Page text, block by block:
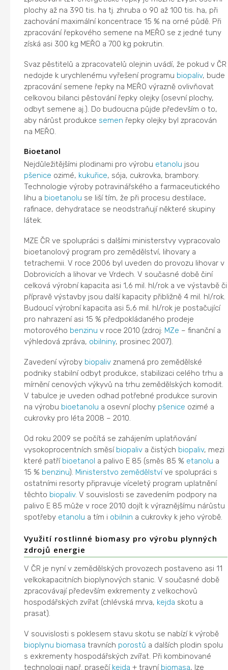
plochy až na 390 tis. ha tj. zhruba o 90 až 100 tis. ha, při
zachování maximální koncentrace 15 % na orné půdě. Při
zpracování řepkového semene na MEŘO se z jedné tuny
získá asi 300 kg MEŘO a 700 kg pokrutin.
Svaz pěstitelů a zpracovatelů olejnin uvádí, že pokud v ČR
nedojde k urychlenému vyřešení programu biopaliv, bude
zpracování semene řepky na MEŘO výrazně ovlivňovat
celkovou bilanci pěstování řepky olejky (osevní plochy,
odbyt semene aj.). Do budoucna půjde především o to,
aby nárůst produkce semen řepky olejky byl zpracován
na MEŘO.
Bioetanol
Nejdůležitějšími plodinami pro výrobu etanolu jsou
pšenice ozimé, kukuřice, sója, cukrovka, brambory.
Technologie výroby potravinářského a farmaceutického
lihu a bioetanolu se liší tím, že při procesu destilace,
rafinace, dehydratace se neodstraňují některé skupiny
látek.
MZE ČR ve spolupráci s dalšími ministerstvy vypracovalo
bioetanolový program pro zemědělství, lihovary a
tetrachemii. V roce 2006 byl uveden do provozu lihovar v
Dobrovicích a lihovar ve Vrdech. V současné době činí
celková výrobní kapacita asi 1,6 mil. hl/rok a ve výstavbě či
přípravě výstavby jsou další kapacity přibližně 4 mil. hl/rok.
Budoucí výrobní kapacita asi 5,6 mil. hl/rok je postačující
pro nahrazení asi 15 % předpokládaného prodeje
motorového benzinu v roce 2010 (zdroj: MZe – finanční a
výhledová zpráva, obilniny, prosinec 2007).
Zavedení výroby biopaliv znamená pro zemědělské
podniky stabilní odbyt produkce, stabilizaci celého trhu a
mírnění cenových výkyvů na trhu zemědělských komodit.
V tabulce je uveden odhad potřebné produkce surovin
na výrobu bioetanolu a osevní plochy pšenice ozimé a
cukrovky pro léta 2008 – 2010.
Od roku 2009 se počítá se zahájením uplatňování
vysokoprocentních směsí biopaliv a čistých biopaliv, mezi
které patří bioetanol a palivo E 85 (směs 85 % etanolu a
15 % benzinu). Ministerstvo zemědělstvíve spolupráci s
ostatními resorty připravuje víceletý program uplatnění
těchto biopaliv. V souvislosti se zavedením podpory na
palivo E 85 může v roce 2010 dojít k výraznějšímu nárůstu
spotřeby etanolu a tím i obilnin a cukrovky k jeho výrobě.
Využití rostlinné biomasy pro výrobu plynných
zdrojů energie
V ČR je nyní v zemědělských provozech postaveno asi 11
velkokapacitních bioplynových stanic. V současné době
zpracovávají především exkrementy z velkochovů
hospodářských zvířat (chlévská mrva, kejda skotu a
prasat).
V souvislosti s poklesem stavu skotu se nabízí k výrobě
bioplynu biomasa travních porostů a dalších plodin spolu
s exkrementy hospodářských zvířat. Při kombinované
technologii např. prasečí kejda + travní biomasa, lze